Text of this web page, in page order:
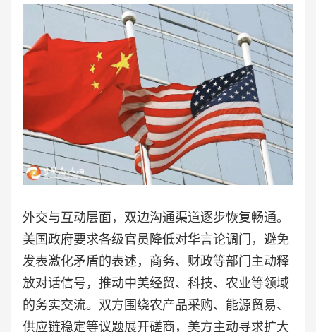
外交与互动层面，双边沟通渠道逐步恢复畅通。
美国政府要求各级官员降低对华言论调门，避免
发表激化矛盾的表述，商务、财政等部门主动释
放对话信号，推动中美经贸、科技、农业等领域
的务实交流。双方围绕农产品采购、能源贸易、
供应链稳定等议题展开磋商，美方主动寻求扩大